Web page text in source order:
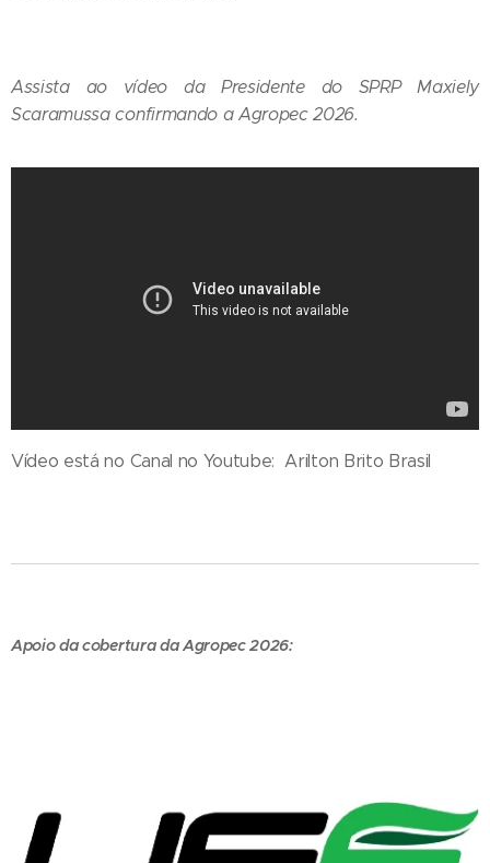
Assista ao vídeo da Presidente do SPRP Maxiely
Scaramussa confirmando a Agropec 2026.
Vídeo está no Canal no Youtube: Arilton Brito Brasil
Apoio da cobertura da Agropec 2026: